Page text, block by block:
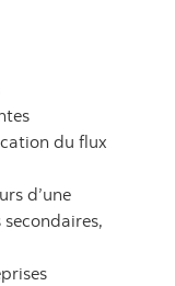
du flux
d’une